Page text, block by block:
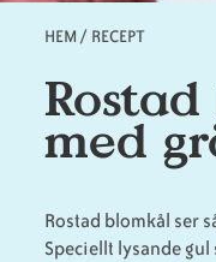
HEM / RECEPT
med
Rostad blomkål ser
Speciellt lysande gul